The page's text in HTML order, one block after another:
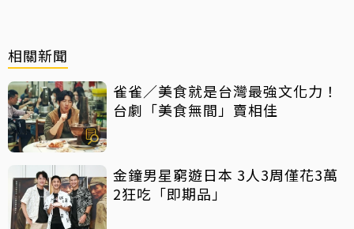
相關新聞
雀雀／美食就是台灣最強文化力！
台劇「美食無間」賣相佳
金鐘男星窮遊日本 3人3周僅花3萬
2狂吃「即期品」